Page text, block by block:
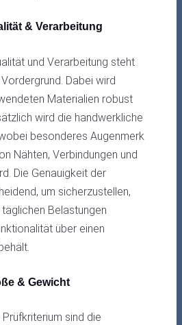
& Verarbeitung
und Verarbeitung steht
Dabei wird
Materialien robust
wird die handwerkliche
besonderes Augenmerk
Nähten, Verbindungen und
Die Genauigkeit der
um sicherzustellen,
Belastungen
über einen
& Gewicht
sind die